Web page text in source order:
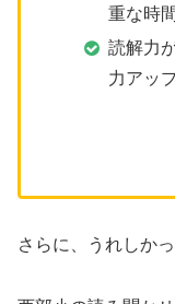
重な時
読解力
力アッ
さらに、うれしか